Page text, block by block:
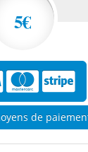
5€
de